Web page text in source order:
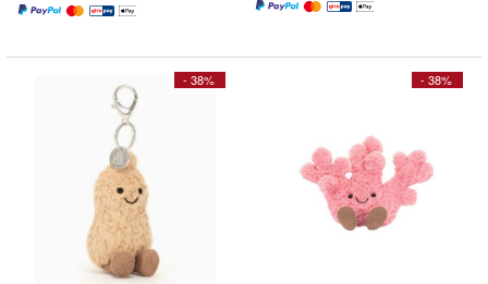
- 38% - 38%